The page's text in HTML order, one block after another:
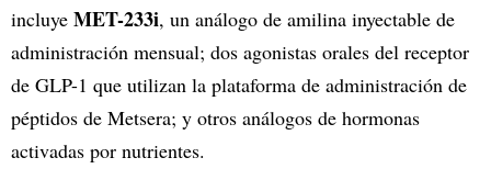
incluye MET-233i, un análogo de amilina inyectable de
administración mensual; dos agonistas orales del receptor
de GLP-1 que utilizan la plataforma de administración de
péptidos de Metsera; y otros análogos de hormonas
activadas por nutrientes.